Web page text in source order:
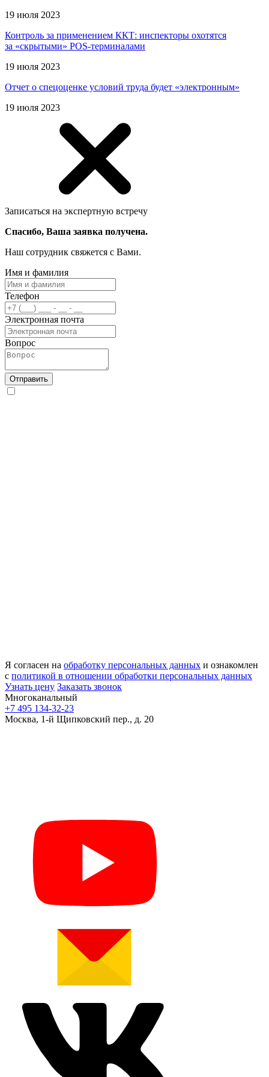
19 июля 2023
Контроль за применением ККТ: инспекторы охотятся
за «скрытыми» POS-терминалами
19 июля 2023
Отчет о спецоценке условий труда будет «электронным»
19 июля 2023
Записаться на экспертную встречу
Спасибо, Ваша заявка получена.
Наш сотрудник свяжется с Вами.
Имя и фамилия
Телефон
Электронная почта
Вопрос
Отправить
Я согласен на обработку персональных данных и ознакомлен
с политикой в отношении обработки персональных данных
Узнать цену Заказать звонок
Многоканальный
+7 495 134-32-23
Москва, 1-й Щипковский пер., д. 20